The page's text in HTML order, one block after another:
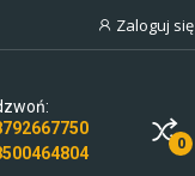
Zaloguj się
0